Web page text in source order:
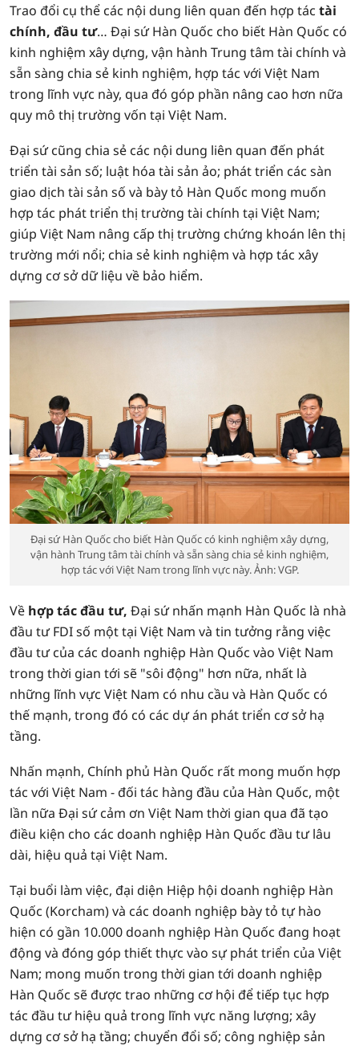
Trao đổi cụ thể các nội dung liên quan đến hợp tác tài
chính, đầu tư… Đại sứ Hàn Quốc cho biết Hàn Quốc có
kinh nghiệm xây dựng, vận hành Trung tâm tài chính và
sẵn sàng chia sẻ kinh nghiệm, hợp tác với Việt Nam
trong lĩnh vực này, qua đó góp phần nâng cao hơn nữa
quy mô thị trường vốn tại Việt Nam.
Đại sứ cũng chia sẻ các nội dung liên quan đến phát
triển tài sản số; luật hóa tài sản ảo; phát triển các sàn
giao dịch tài sản số và bày tỏ Hàn Quốc mong muốn
hợp tác phát triển thị trường tài chính tại Việt Nam;
giúp Việt Nam nâng cấp thị trường chứng khoán lên thị
trường mới nổi; chia sẻ kinh nghiệm và hợp tác xây
dựng cơ sở dữ liệu về bảo hiểm.
Đại sứ Hàn Quốc cho biết Hàn Quốc có kinh nghiệm xây dựng,
vận hành Trung tâm tài chính và sẵn sàng chia sẻ kinh nghiệm,
hợp tác với Việt Nam trong lĩnh vực này. Ảnh: VGP.
Về hợp tác đầu tư, Đại sứ nhấn mạnh Hàn Quốc là nhà
đầu tư FDI số một tại Việt Nam và tin tưởng rằng việc
đầu tư của các doanh nghiệp Hàn Quốc vào Việt Nam
trong thời gian tới sẽ "sôi động" hơn nữa, nhất là
những lĩnh vực Việt Nam có nhu cầu và Hàn Quốc có
thế mạnh, trong đó có các dự án phát triển cơ sở hạ
tầng.
Nhấn mạnh, Chính phủ Hàn Quốc rất mong muốn hợp
tác với Việt Nam - đối tác hàng đầu của Hàn Quốc, một
lần nữa Đại sứ cảm ơn Việt Nam thời gian qua đã tạo
điều kiện cho các doanh nghiệp Hàn Quốc đầu tư lâu
dài, hiệu quả tại Việt Nam.
Tại buổi làm việc, đại diện Hiệp hội doanh nghiệp Hàn
Quốc (Korcham) và các doanh nghiệp bày tỏ tự hào
hiện có gần 10.000 doanh nghiệp Hàn Quốc đang hoạt
động và đóng góp thiết thực vào sự phát triển của Việt
Nam; mong muốn trong thời gian tới doanh nghiệp
Hàn Quốc sẽ được trao những cơ hội để tiếp tục hợp
tác đầu tư hiệu quả trong lĩnh vực năng lượng; xây
dựng cơ sở hạ tầng; chuyển đổi số; công nghiệp sản